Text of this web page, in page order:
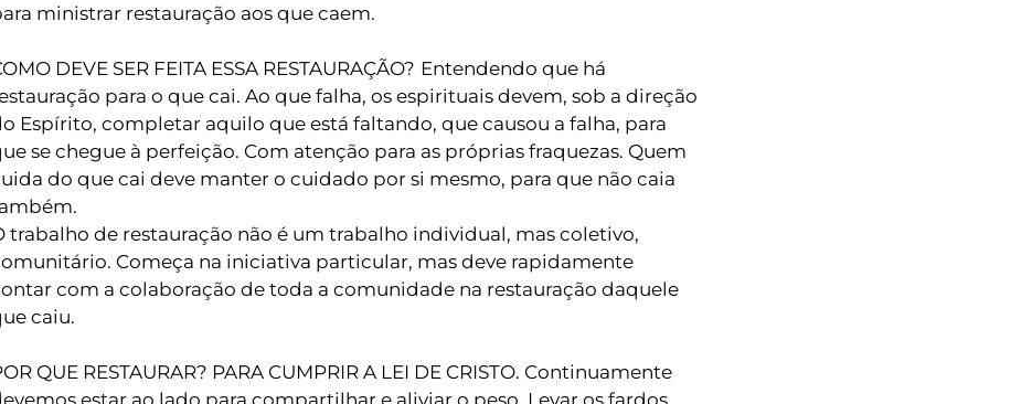
ministrar restauração aos que caem.
DEVE SER FEITA ESSA RESTAURAÇÃO? Entendendo que há
para o que cai. Ao que falha, os espirituais devem, sob a direção
Espírito, completar aquilo que está faltando, que causou a falha, para
se chegue à perfeição. Com atenção para as próprias fraquezas. Quem
do que cai deve manter o cuidado por si mesmo, para que não caia
trabalho de restauração não é um trabalho individual, mas coletivo,
Começa na iniciativa particular, mas deve rapidamente
com a colaboração de toda a comunidade na restauração daquele
caiu.
QUE RESTAURAR? PARA CUMPRIR A LEI DE CRISTO. Continuamente
estar ao lado para compartilhar e aliviar o peso. Levar os fardos